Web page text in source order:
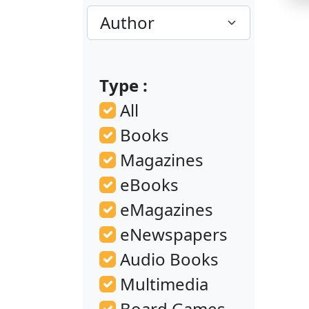
Type :
All
Books
Magazines
eBooks
eMagazines
eNewspapers
Audio Books
Multimedia